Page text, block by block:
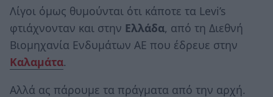
Λίγοι όμως θυμούνται ότι κάποτε τα Levi’s
φτιάχνονταν και στην Ελλάδα, από τη Διεθνή
Βιομηχανία Ενδυμάτων ΑΕ που έδρευε στην
Καλαμάτα.
Αλλά ας πάρουμε τα πράγματα από την αρχή.